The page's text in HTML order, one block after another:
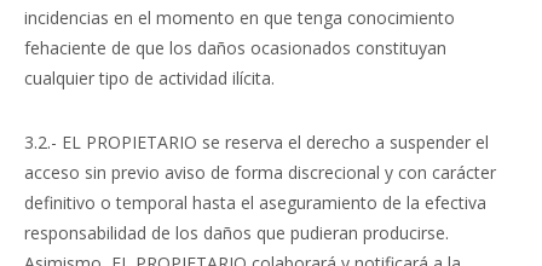
incidencias en el momento en que tenga conocimiento
fehaciente de que los daños ocasionados constituyan
cualquier tipo de actividad ilícita.
3.2.- EL PROPIETARIO se reserva el derecho a suspender el
acceso sin previo aviso de forma discrecional y con carácter
definitivo o temporal hasta el aseguramiento de la efectiva
responsabilidad de los daños que pudieran producirse.